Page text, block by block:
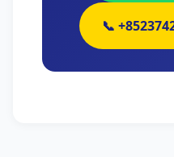
📞